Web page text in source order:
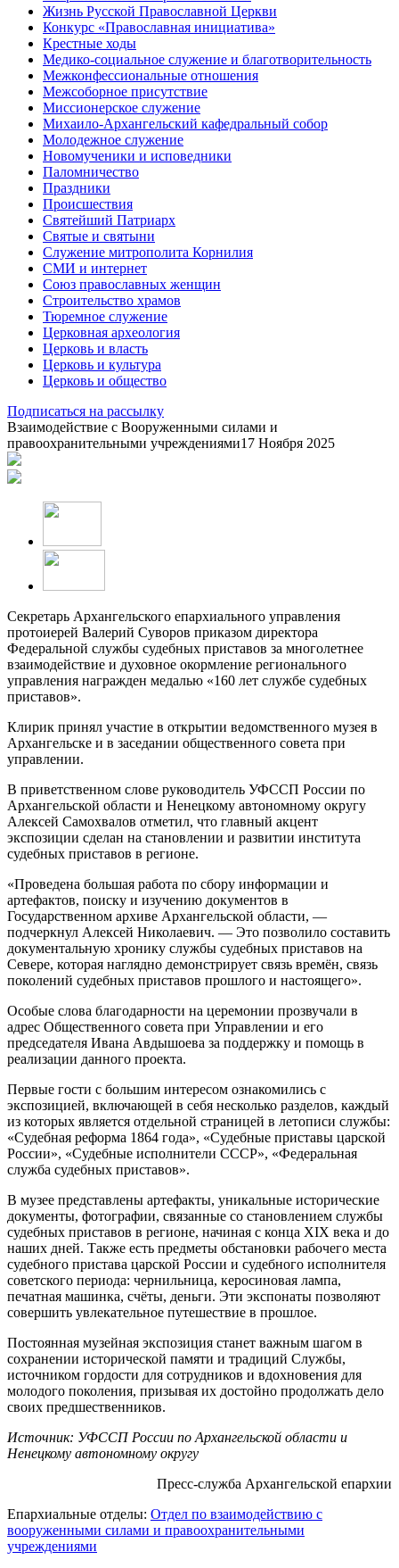
Жизнь Русской Православной Церкви
Конкурс «Православная инициатива»
Крестные ходы
Медико-социальное служение и благотворительность
Межконфессиональные отношения
Межсоборное присутствие
Миссионерское служение
Михаило-Архангельский кафедральный собор
Молодежное служение
Новомученики и исповедники
Паломничество
Праздники
Происшествия
Святейший Патриарх
Святые и святыни
Служение митрополита Корнилия
СМИ и интернет
Союз православных женщин
Строительство храмов
Тюремное служение
Церковная археология
Церковь и власть
Церковь и культура
Церковь и общество
Подписаться на рассылку
Взаимодействие с Вооруженными силами и
правоохранительными учреждениями17 Ноября 2025
Секретарь Архангельского епархиального управления
протоиерей Валерий Суворов приказом директора
Федеральной службы судебных приставов за многолетнее
взаимодействие и духовное окормление регионального
управления награжден медалью «160 лет службе судебных
приставов».
Клирик принял участие в открытии ведомственного музея в
Архангельске и в заседании общественного совета при
управлении.
В приветственном слове руководитель УФССП России по
Архангельской области и Ненецкому автономному округу
Алексей Самохвалов отметил, что главный акцент
экспозиции сделан на становлении и развитии института
судебных приставов в регионе.
«Проведена большая работа по сбору информации и
артефактов, поиску и изучению документов в
Государственном архиве Архангельской области, —
подчеркнул Алексей Николаевич. — Это позволило составить
документальную хронику службы судебных приставов на
Севере, которая наглядно демонстрирует связь времён, связь
поколений судебных приставов прошлого и настоящего».
Особые слова благодарности на церемонии прозвучали в
адрес Общественного совета при Управлении и его
председателя Ивана Авдышоева за поддержку и помощь в
реализации данного проекта.
Первые гости с большим интересом ознакомились с
экспозицией, включающей в себя несколько разделов, каждый
из которых является отдельной страницей в летописи службы:
«Судебная реформа 1864 года», «Судебные приставы царской
России», «Судебные исполнители СССР», «Федеральная
служба судебных приставов».
В музее представлены артефакты, уникальные исторические
документы, фотографии, связанные со становлением службы
судебных приставов в регионе, начиная с конца XIX века и до
наших дней. Также есть предметы обстановки рабочего места
судебного пристава царской России и судебного исполнителя
советского периода: чернильница, керосиновая лампа,
печатная машинка, счёты, деньги. Эти экспонаты позволяют
совершить увлекательное путешествие в прошлое.
Постоянная музейная экспозиция станет важным шагом в
сохранении исторической памяти и традиций Службы,
источником гордости для сотрудников и вдохновения для
молодого поколения, призывая их достойно продолжать дело
своих предшественников.
Источник: УФССП России по Архангельской области и
Ненецкому автономному округу
Пресс-служба Архангельской епархии
Епархиальные отделы: Отдел по взаимодействию с
вооруженными силами и правоохранительными
учреждениями